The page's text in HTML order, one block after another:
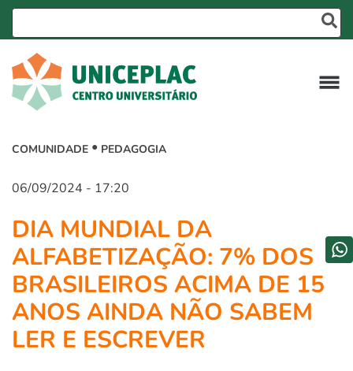
COMUNIDADE PEDAGOGIA
06/09/2024 - 17:20
DIA MUNDIAL DA
ALFABETIZAÇÃO: 7% DOS
BRASILEIROS ACIMA DE 15
ANOS AINDA NÃO SABEM
LER E ESCREVER